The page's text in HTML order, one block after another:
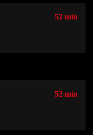
52 min
52 min